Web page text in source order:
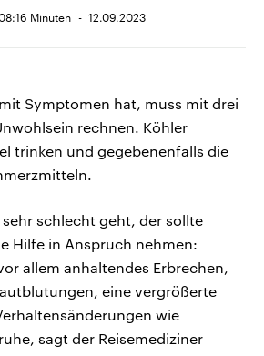
Minuten 12.09.2023
Symptomen hat, muss mit drei
rechnen. Köhler
trinken und gegebenenfalls die
sehr schlecht geht, der sollte
Hilfe in Anspruch nehmen:
allem anhaltendes Erbrechen,
eine vergrößerte
wie
sagt der Reisemediziner